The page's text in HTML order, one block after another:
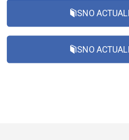
SNO
SNO